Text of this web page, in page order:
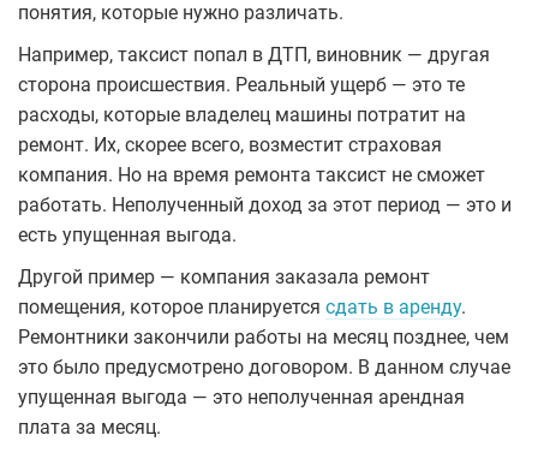
понятия, которые нужно различать.
Например, таксист попал в ДТП, виновник — другая
сторона происшествия. Реальный ущерб — это те
расходы, которые владелец машины потратит на
ремонт. Их, скорее всего, возместит страховая
компания. Но на время ремонта таксист не сможет
работать. Неполученный доход за этот период — это и
есть упущенная выгода.
Другой пример — компания заказала ремонт
помещения, которое планируется сдать в аренду.
Ремонтники закончили работы на месяц позднее, чем
это было предусмотрено договором. В данном случае
упущенная выгода — это неполученная арендная
плата за месяц.